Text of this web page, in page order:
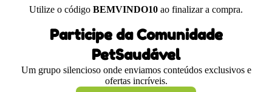
Utilize o código BEMVINDO10 ao finalizar a compra.
Participe da Comunidade
PetSaudável
Um grupo silencioso onde enviamos conteúdos exclusivos e
ofertas incríveis.